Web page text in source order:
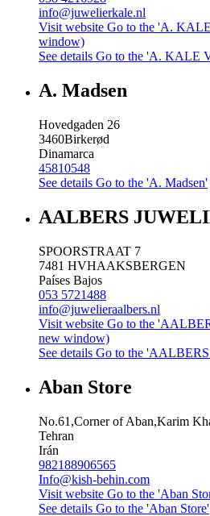
info@juwelierkale.nl
Visit website Go to the 'A.
window)
See details Go to the 'A. KALE
A. Madsen
Hovedgaden 26
3460Birkerød
Dinamarca
45810548
See details Go to the 'A. Madsen'
AALBERS
SPOORSTRAAT 7
7481 HVHAAKSBERGEN
Países Bajos
053 5721488
info@juwelieraalbers.nl
Visit website Go to the
new window)
See details Go to the
Aban Store
No.61,Corner of Aban,Karim
Tehran
Irán
982188906565
Info@kish-behin.com
Visit website Go to the 'Aban
See details Go to the 'Aban Store'